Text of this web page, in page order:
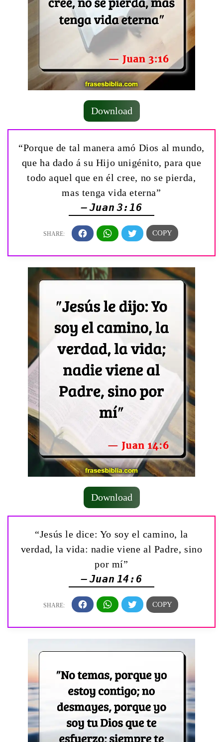
Download
“Porque de tal manera amó Dios al mundo,
que ha dado á su Hijo unigénito, para que
todo aquel que en él cree, no se pierda,
mas tenga vida eterna”
— Juan 3:16
Download
“Jesús le dice: Yo soy el camino, la
verdad, la vida: nadie viene al Padre, sino
por mí”
— Juan 14:6